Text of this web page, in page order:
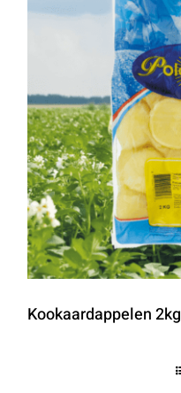
Kookaardappelen 2kg